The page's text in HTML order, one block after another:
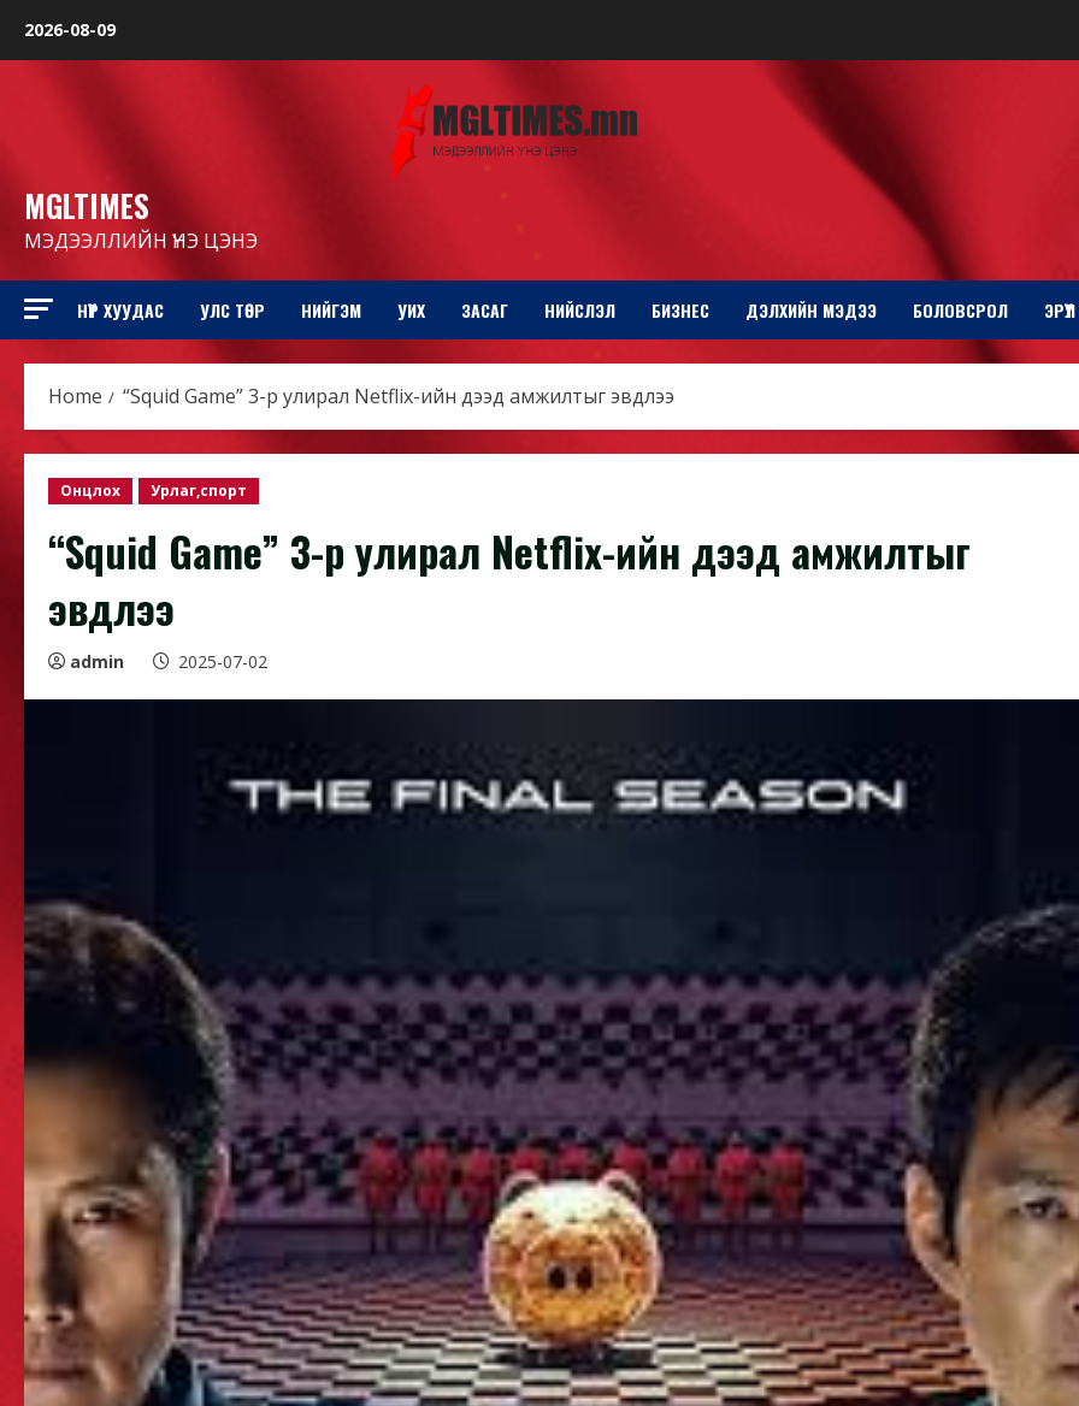
2026-08-09
MGLTIMES
МЭДЭЭЛЛИЙН ҮНЭ ЦЭНЭ
НҮҮР ХУУДАС УЛС ТӨР НИЙГЭМ УИХ ЗАСАГ НИЙСЛЭЛ БИЗНЕС ДЭЛХИЙН МЭДЭЭ БОЛОВСРОЛ
Home “Squid Game” 3-р улирал Netflix-ийн дээд амжилтыг эвдлээ
Онцлох Урлаг,спорт
“Squid Game” 3-р улирал Netflix-ийн дээд амжилтыг
эвдлээ
admin 2025-07-02